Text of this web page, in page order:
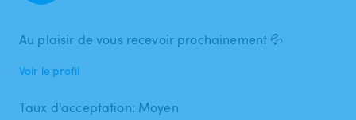
Au plaisir de vous recevoir prochainement 💦
Voir le profil
Taux d'acceptation: Moyen